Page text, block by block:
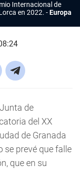
Internacional de
en 2022.
Europa
de
del XX
de Granada
se prevé que falle
que en su